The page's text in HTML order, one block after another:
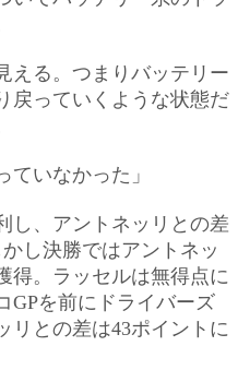
える。つまりバッテリー
戻っていくような状態だ
ていなかった」
し、アントネッリとの差
し決勝ではアントネッ
得。ラッセルは無得点に
GPを前にドライバーズ
リとの差は43ポイントに